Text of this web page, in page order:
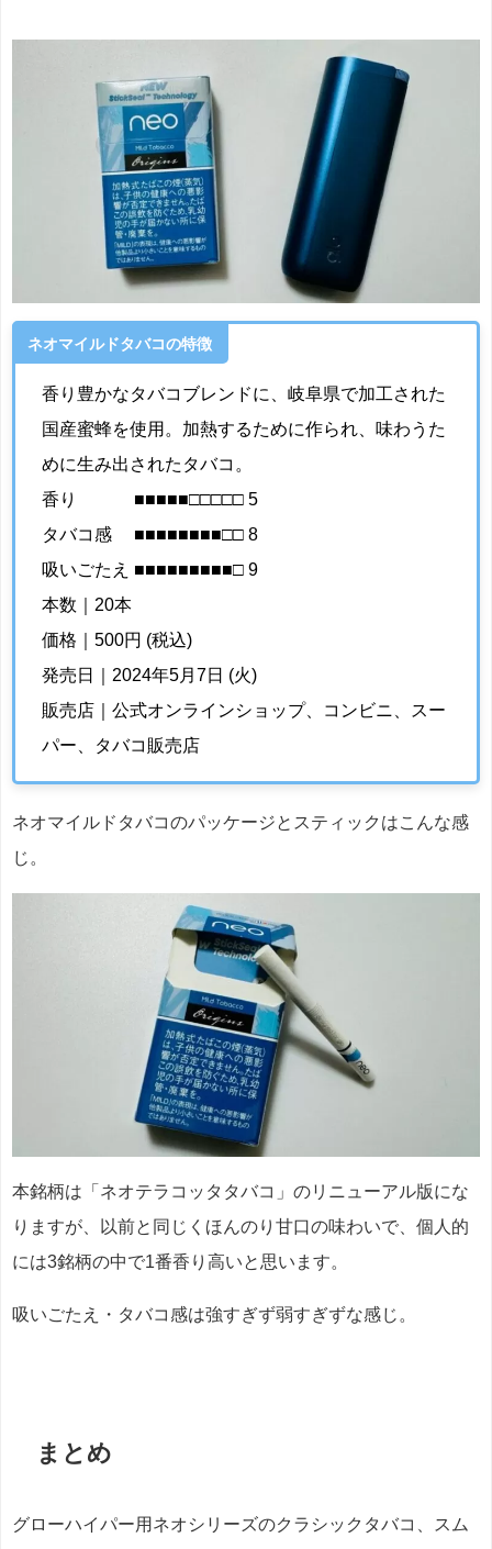
ネオマイルドタバコの特徴
香り豊かなタバコブレンドに、岐阜県で加工された
国産蜜蜂を使用。加熱するために作られ、味わうた
めに生み出されたタバコ。
香り ■■■■■□□□□□ 5
タバコ感 ■■■■■■■■□□ 8
吸いごたえ ■■■■■■■■■□ 9
本数｜20本
価格｜500円 (税込)
発売日｜2024年5月7日 (火)
販売店｜公式オンラインショップ、コンビニ、スー
パー、タバコ販売店
ネオマイルドタバコのパッケージとスティックはこんな感
じ。
本銘柄は「ネオテラコッタタバコ」のリニューアル版にな
りますが、以前と同じくほんのり甘口の味わいで、個人的
には3銘柄の中で1番香り高いと思います。
吸いごたえ・タバコ感は強すぎず弱すぎずな感じ。
まとめ
グローハイパー用ネオシリーズのクラシックタバコ、スム